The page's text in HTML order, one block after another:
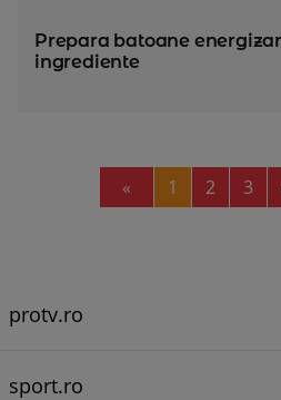
Prepara batoane
ingrediente
« Previous
1 2 3
protv.ro
sport.ro